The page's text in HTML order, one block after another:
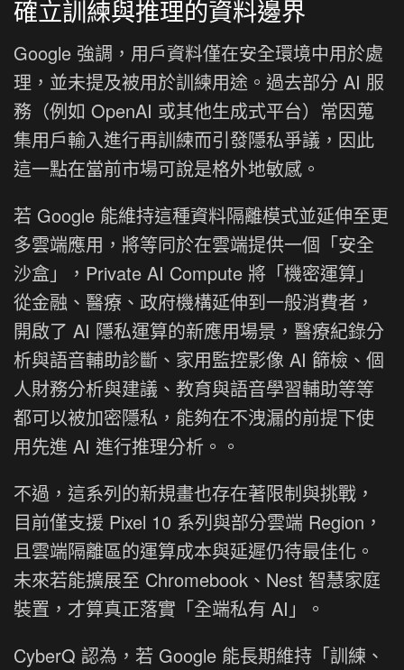
確立訓練與推理的資料邊界
Google 強調，用戶資料僅在安全環境中用於處
理，並未提及被用於訓練用途。過去部分 AI 服
務（例如 OpenAI 或其他生成式平台）常因蒐
集用戶輸入進行再訓練而引發隱私爭議，因此
這一點在當前市場可說是格外地敏感。
若 Google 能維持這種資料隔離模式並延伸至更
多雲端應用，將等同於在雲端提供一個「安全
沙盒」，Private AI Compute 將「機密運算」
從金融、醫療、政府機構延伸到一般消費者，
開啟了 AI 隱私運算的新應用場景，醫療紀錄分
析與語音輔助診斷、家用監控影像 AI 篩檢、個
人財務分析與建議、教育與語音學習輔助等等
都可以被加密隱私，能夠在不洩漏的前提下使
用先進 AI 進行推理分析。。
不過，這系列的新規畫也存在著限制與挑戰，
目前僅支援 Pixel 10 系列與部分雲端 Region，
且雲端隔離區的運算成本與延遲仍待最佳化。
未來若能擴展至 Chromebook、Nest 智慧家庭
裝置，才算真正落實「全端私有 AI」。
CyberQ 認為，若 Google 能長期維持「訓練、